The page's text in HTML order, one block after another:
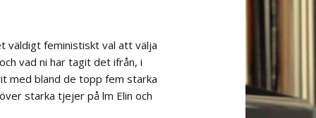
väldigt feministiskt val att välja
vad ni har tagit det ifrån, i
med bland de topp fem starka
starka tjejer på film Elin och